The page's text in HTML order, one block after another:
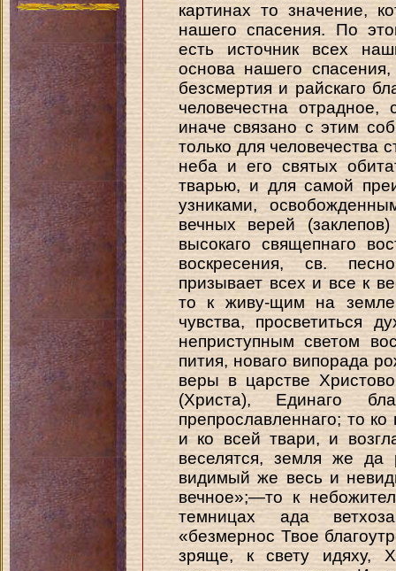
картинах то значение,
нашего спасения. По
есть источник всех
основа нашего
безсмертия и райскаго
человечестна отрадное,
иначе связано с этим
только для человечества
неба и его святых
тварью, и для самой
узниками,
вечных верей
высокаго свящепнаго
воскресения, св.
призывает всех и все к
то к живу-щим на земле
чувства, просветиться
неприступным светом
пития, новаго випорада
веры в царстве
(Христа), Единаго
препрославленнаго; то
и ко всей твари, и
веселятся, земля же да
видимый же весь и
вечное»;—то к
темницах ада
«безмернос Твое
зряще, к свету идяху,